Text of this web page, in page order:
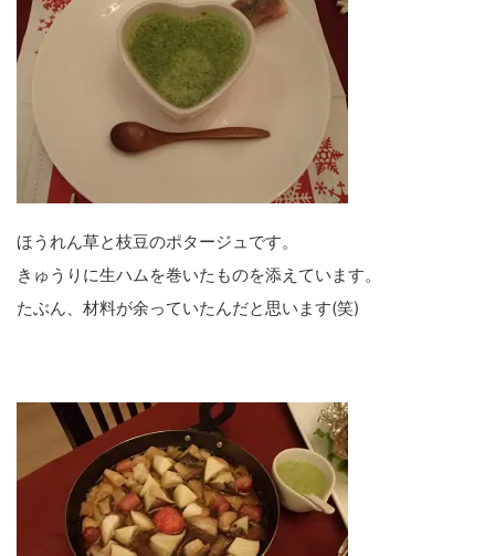
ほうれん草と枝豆のポタージュです。
きゅうりに生ハムを巻いたものを添えています。
たぶん、材料が余っていたんだと思います(笑)